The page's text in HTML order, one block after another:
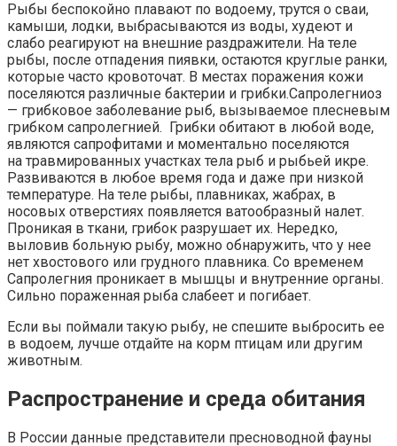
Рыбы беспокойно плавают по водоему, трутся о сваи,
камыши, лодки, выбрасываются из воды, худеют и
слабо реагируют на внешние раздражители. На теле
рыбы, после отпадения пиявки, остаются круглые ранки,
которые часто кровоточат. В местах поражения кожи
поселяются различные бактерии и грибки.Сапролегниоз
— грибковое заболевание рыб, вызываемое плесневым
грибком сапролегнией. Грибки обитают в любой воде,
являются сапрофитами и моментально поселяются
на травмированных участках тела рыб и рыбьей икре.
Развиваются в любое время года и даже при низкой
температуре. На теле рыбы, плавниках, жабрах, в
носовых отверстиях появляется ватообразный налет.
Проникая в ткани, грибок разрушает их. Нередко,
выловив больную рыбу, можно обнаружить, что у нее
нет хвостового или грудного плавника. Со временем
Сапролегния проникает в мышцы и внутренние органы.
Сильно пораженная рыба слабеет и погибает.
Если вы поймали такую рыбу, не спешите выбросить ее
в водоем, лучше отдайте на корм птицам или другим
животным.
Распространение и среда обитания
В России данные представители пресноводной фауны